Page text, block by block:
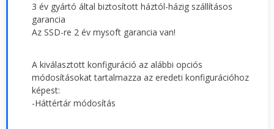
3 év gyártó által biztosított háztól-házig szállításos
garancia
Az SSD-re 2 év mysoft garancia van!
A kiválasztott konfiguráció az alábbi opciós
módosításokat tartalmazza az eredeti konfigurációhoz
képest:
-Háttértár módosítás